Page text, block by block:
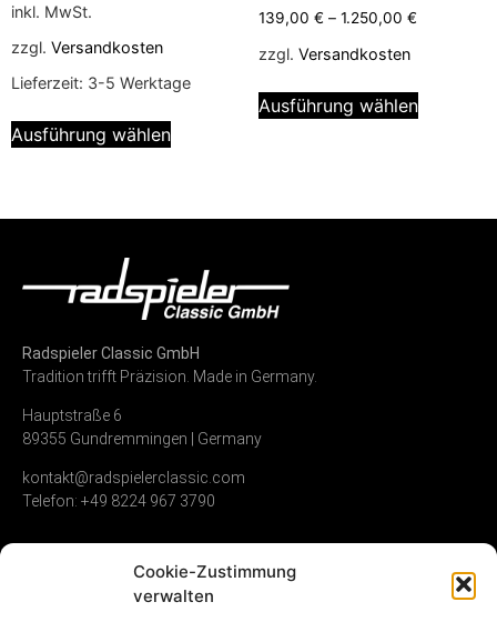
Cookie-Zustimmung
verwalten
inkl. MwSt.
zzgl. Versandkosten
Lieferzeit: 3-5 Werktage
Ausführung wählen
139,00 € – 1.250,00 €
zzgl. Versandkosten
Ausführung wählen
Radspieler Classic GmbH
Tradition trifft Präzision. Made in Germany.
Hauptstraße 6
89355 Gundremmingen | Germany
kontakt@radspielerclassic.com
Telefon: +49 8224 967 3790
Zündverteiler Shop